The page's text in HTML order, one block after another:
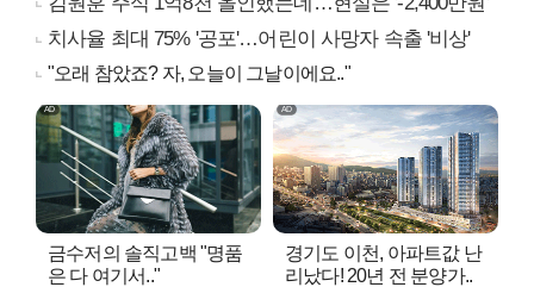
치사율 최대 75% '공포'…어린이 사망자 속출 '비상'
"오래 참았죠? 자, 오늘이 그날이에요.."
금수저의 솔직고백 "명품
은 다 여기서.."
경기도 이천, 아파트값 난
리났다! 20년 전 분양가..